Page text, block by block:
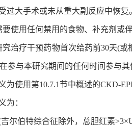
过大手术或未从重大副反应中恢复
使用任何禁用的食物、补充剂或
治疗干预药物首次给药前30天(
参与本研究期间的任何时间参与其
为使用第10.7.1节中概述的CKD-EPI
为：
尔伯特综合征除外，总胆红素